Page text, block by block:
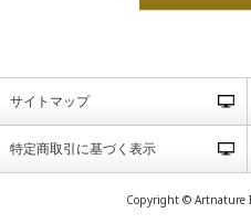
サイトマップ
特定商取引に基づく表示
Copyright © Artnature